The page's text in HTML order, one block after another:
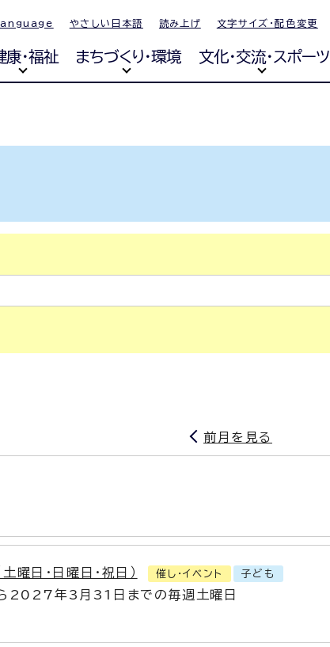
やさしい日本語 読み上げ 文字サイズ・配色変更
康・福祉 まちづくり・環境 文化・交流・スポーツ
前月を見る
曜日・日曜日・祝日） 催し・イベント 子ども
2027年3月31日までの毎週土曜日